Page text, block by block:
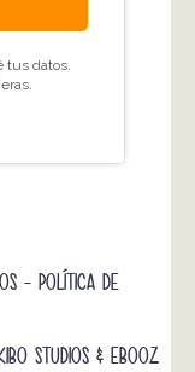
- POLÍTICA DE
STUDIOS & EBOOZ